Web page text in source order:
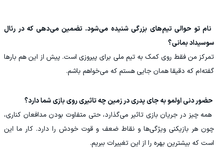
‏ نام تو حوالی تیم‌های بزرگی شنیده می‌شود. تضمین می‌دهی که در رئال
سوسیداد بمانی؟
تمرکز من فقط روی کمک به تیم ملی برای پیروزی است. پیش از این هم بارها
گفته‌ام که دقیقا همان جایی هستم که می‌خواهم باشم.
‏ حضور دنی اولمو به جای پدری در زمین چه تاثیری روی بازی شما دارد؟
‏ همه چیز در جریان بازی تاثیر می‌گذارد، حتی متفاوت بودن مدافعان کناری،
چون هر بازیکنی ویژگی‌ها و نقاط ضعف و قوت خودش را دارد. کار ما این
است که بیشترین بهره را از این تغییرات ببریم.